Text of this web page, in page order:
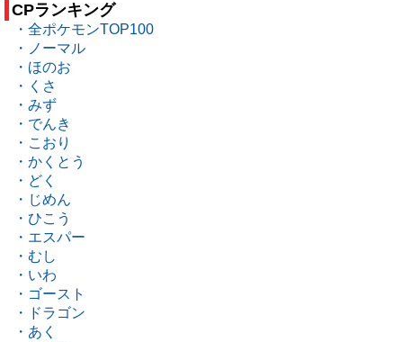
CPランキング
・全ポケモンTOP100
・ノーマル
・ほのお
・くさ
・みず
・でんき
・こおり
・かくとう
・どく
・じめん
・ひこう
・エスパー
・むし
・いわ
・ゴースト
・ドラゴン
・あく